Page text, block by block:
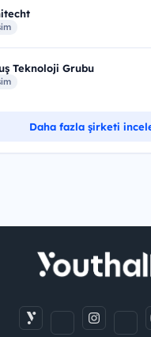
Teknoloji Grubu
Daha fazla şirketi